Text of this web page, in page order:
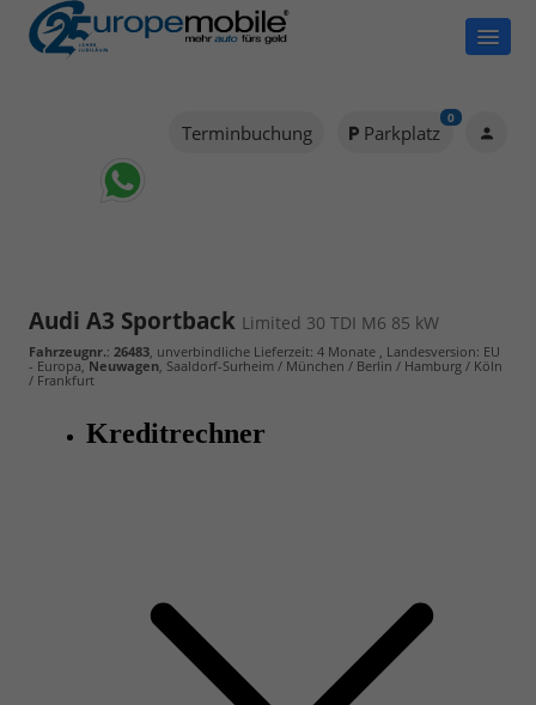
Terminbuchung Parkplatz
0
Audi A3 Sportback Limited 30 TDI M6 85 kW
Fahrzeugnr.: 26483, unverbindliche Lieferzeit: 4 Monate , Landesversion: EU
- Europa,Neuwagen, Saaldorf-Surheim / München / Berlin / Hamburg / Köln
/ Frankfurt